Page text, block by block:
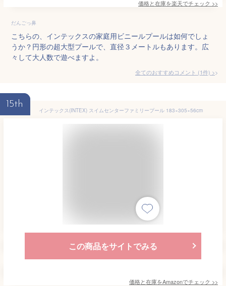
価格と在庫を楽天でチェック >>
だんごっ鼻
こちらの、インテックスの家庭用ビニールプールは如何でしょ
うか？円形の超大型プールで、直径３メートルもあります。広
々して大人数で遊べますよ。
全てのおすすめコメント (1件) >
15th
インテックス(INTEX) スイムセンターファミリープール 183×305×56cm
この商品をサイトでみる
価格と在庫をAmazonでチェック >>